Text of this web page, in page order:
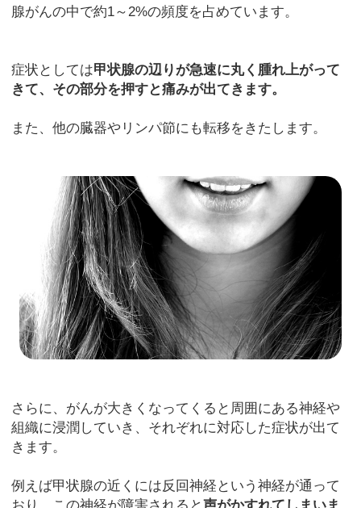
腺がんの中で約1～2%の頻度を占めています。
症状としては甲状腺の辺りが急速に丸く腫れ上がって
きて、その部分を押すと痛みが出てきます。
また、他の臓器やリンパ節にも転移をきたします。
さらに、がんが大きくなってくると周囲にある神経や
組織に浸潤していき、それぞれに対応した症状が出て
きます。
例えば甲状腺の近くには反回神経という神経が通って
おり、この神経が障害されると声がかすれてしまいま